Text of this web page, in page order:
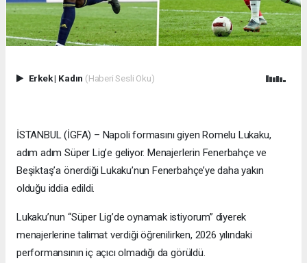
Erkek| Kadın (Haberi Sesli Oku)
İSTANBUL (İGFA) – Napoli formasını giyen Romelu Lukaku,
adım adım Süper Lig’e geliyor. Menajerlerin Fenerbahçe ve
Beşiktaş’a önerdiği Lukaku’nun Fenerbahçe’ye daha yakın
olduğu iddia edildi.
Lukaku’nun “Süper Lig’de oynamak istiyorum” diyerek
menajerlerine talimat verdiği öğrenilirken, 2026 yılındaki
performansının iç açıcı olmadığı da görüldü.